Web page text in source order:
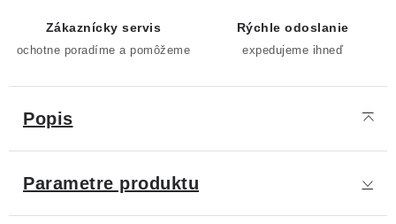
Zákaznícky servis
ochotne poradíme a pomôžeme
Rýchle odoslanie
expedujeme ihneď
Popis
Parametre produktu